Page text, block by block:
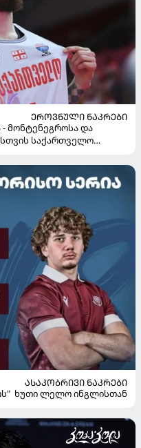
ᲔᲠᲝᲕᲜᲣᲚᲘ ᲜᲐᲙᲠᲔᲑᲘ
მონტენეგროსა და
საქართველო
ᲐᲡᲐᲙᲝᲑᲠᲘᲕᲘ ᲜᲐᲙᲠᲔᲑᲘ
ხუთი ლელო ინგლისთან